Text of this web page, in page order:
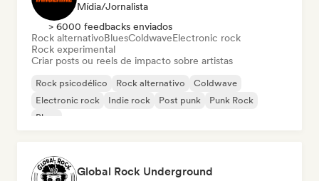
Mídia/Jornalista
> 6000 feedbacks enviados
Rock alternativoBluesColdwaveElectronic rock
Rock experimental
Criar posts ou reels de impacto sobre artistas
Rock psicodélico Rock alternativo
Coldwave
Electronic rock
Indie rock Post punk
Punk Rock
Blues
Global Rock Underground